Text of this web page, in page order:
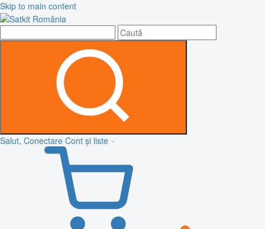
Skip to main content
Salut, Conectare Cont și liste